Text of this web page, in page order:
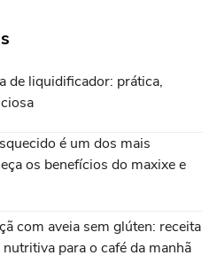
de liquidificador: prática,
é um dos mais
os benefícios do maxixe e
com aveia sem glúten: receita
para o café da manhã